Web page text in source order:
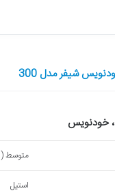
شیفر مدل 300
خودنویس
متوسط (M)
استیل